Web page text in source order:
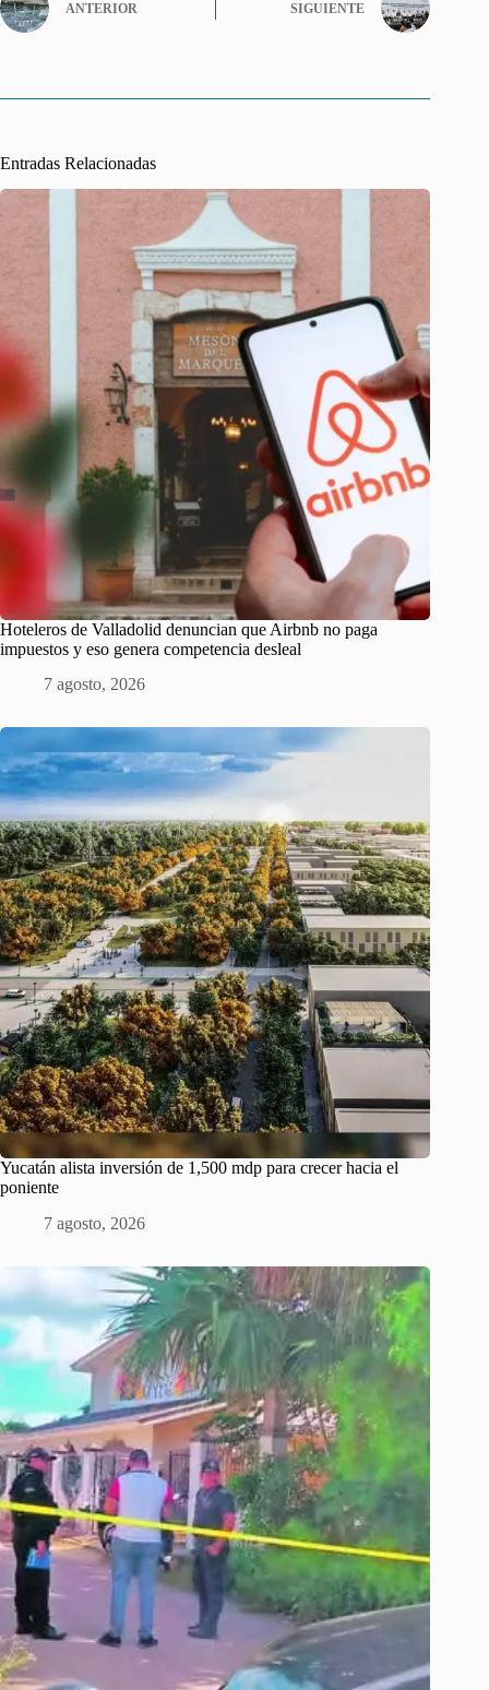
ANTERIOR SIGUIENTE
Entradas Relacionadas
Hoteleros de Valladolid denuncian que Airbnb no paga
impuestos y eso genera competencia desleal
7 agosto, 2026
Yucatán alista inversión de 1,500 mdp para crecer hacia el
poniente
7 agosto, 2026